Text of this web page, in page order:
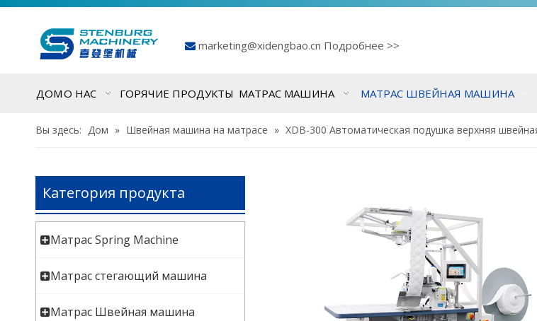
 marketing@xidengbao.cn Подробнее >>
ДОМО НАС ГОРЯЧИЕ ПРОДУКТЫ МАТРАС МАШИНА МАТРАС ШВЕЙНАЯ МАШИНА
Вы здесь: Дом » Швейная машина на матрасе » XDB-300 Автоматическая подушка верхняя
Категория продукта
Матрас Spring Machine
Матрас стегающий машина
Матрас Швейная машина